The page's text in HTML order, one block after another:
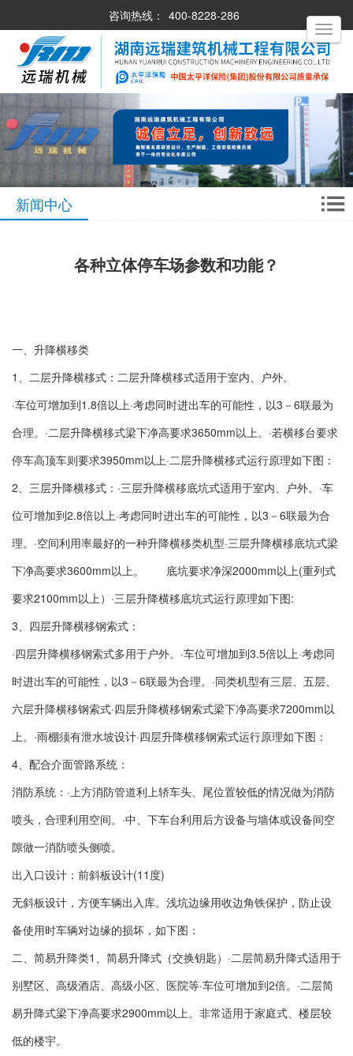
咨询热线： 400-8228-286
新闻中心
各种立体停车场参数和功能？
一、升降横移类
1、二层升降横移式：二层升降横移式适用于室内、户外。
·车位可增加到1.8倍以上·考虑同时进出车的可能性，以3－6联最为
合理。·二层升降横移式梁下净高要求3650mm以上。·若横移台要求
停车高顶车则要求3950mm以上·二层升降横移式运行原理如下图：
2、三层升降横移式：·三层升降横移底坑式适用于室内、户外。·车
位可增加到2.8倍以上·考虑同时进出车的可能性，以3－6联最为合
理。·空间利用率最好的一种升降横移类机型·三层升降横移底坑式梁
下净高要求3600mm以上。 底坑要求净深2000mm以上(重列式
要求2100mm以上）·三层升降横移底坑式运行原理如下图:
3、四层升降横移钢索式：
·四层升降横移钢索式多用于户外。·车位可增加到3.5倍以上·考虑同
时进出车的可能性，以3－6联最为合理。·同类机型有三层、五层、
六层升降横移钢索式·四层升降横移钢索式梁下净高要求7200mm以
上。·雨棚须有泄水坡设计·四层升降横移钢索式运行原理如下图：
4、配合介面管路系统：
消防系统：·上方消防管道利上轿车头、尾位置较低的情况做为消防
喷头，合理利用空间。·中、下车台利用后方设备与墙体或设备间空
隙做一消防喷头侧喷。
出入口设计：前斜板设计(11度)
无斜板设计，方便车辆出入库。浅坑边缘用收边角铁保护，防止设
备使用时车辆对边缘的损坏，如下图：
二、简易升降类1、简易升降式（交换钥匙）·二层简易升降式适用于
别墅区、高级酒店、高级小区、医院等·车位可增加到2倍。·二层简
易升降式梁下净高要求2900mm以上。非常适用于家庭式、楼层较
低的楼宇。
Toggle